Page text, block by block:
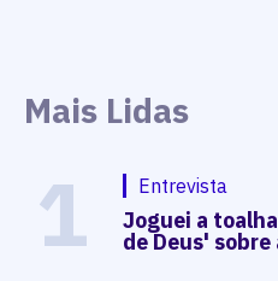
Mais Lidas
1 Entrevista
Joguei a
de Deus'